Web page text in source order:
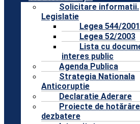
Solicitare informatii.
Legislatie
Legea 544/2001
Legea 52/2003
Lista cu
interes public
Agenda Publica
Strategia Nationala
Anticoruptie
Declaratie Aderare
Proiecte de
dezbatere